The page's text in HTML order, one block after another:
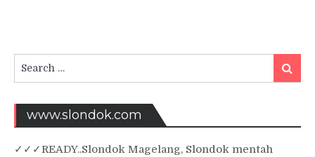
Search
for:
Search
www.slondok.com
✓ ✓✓READY..Slondok Magelang, Slondok mentah